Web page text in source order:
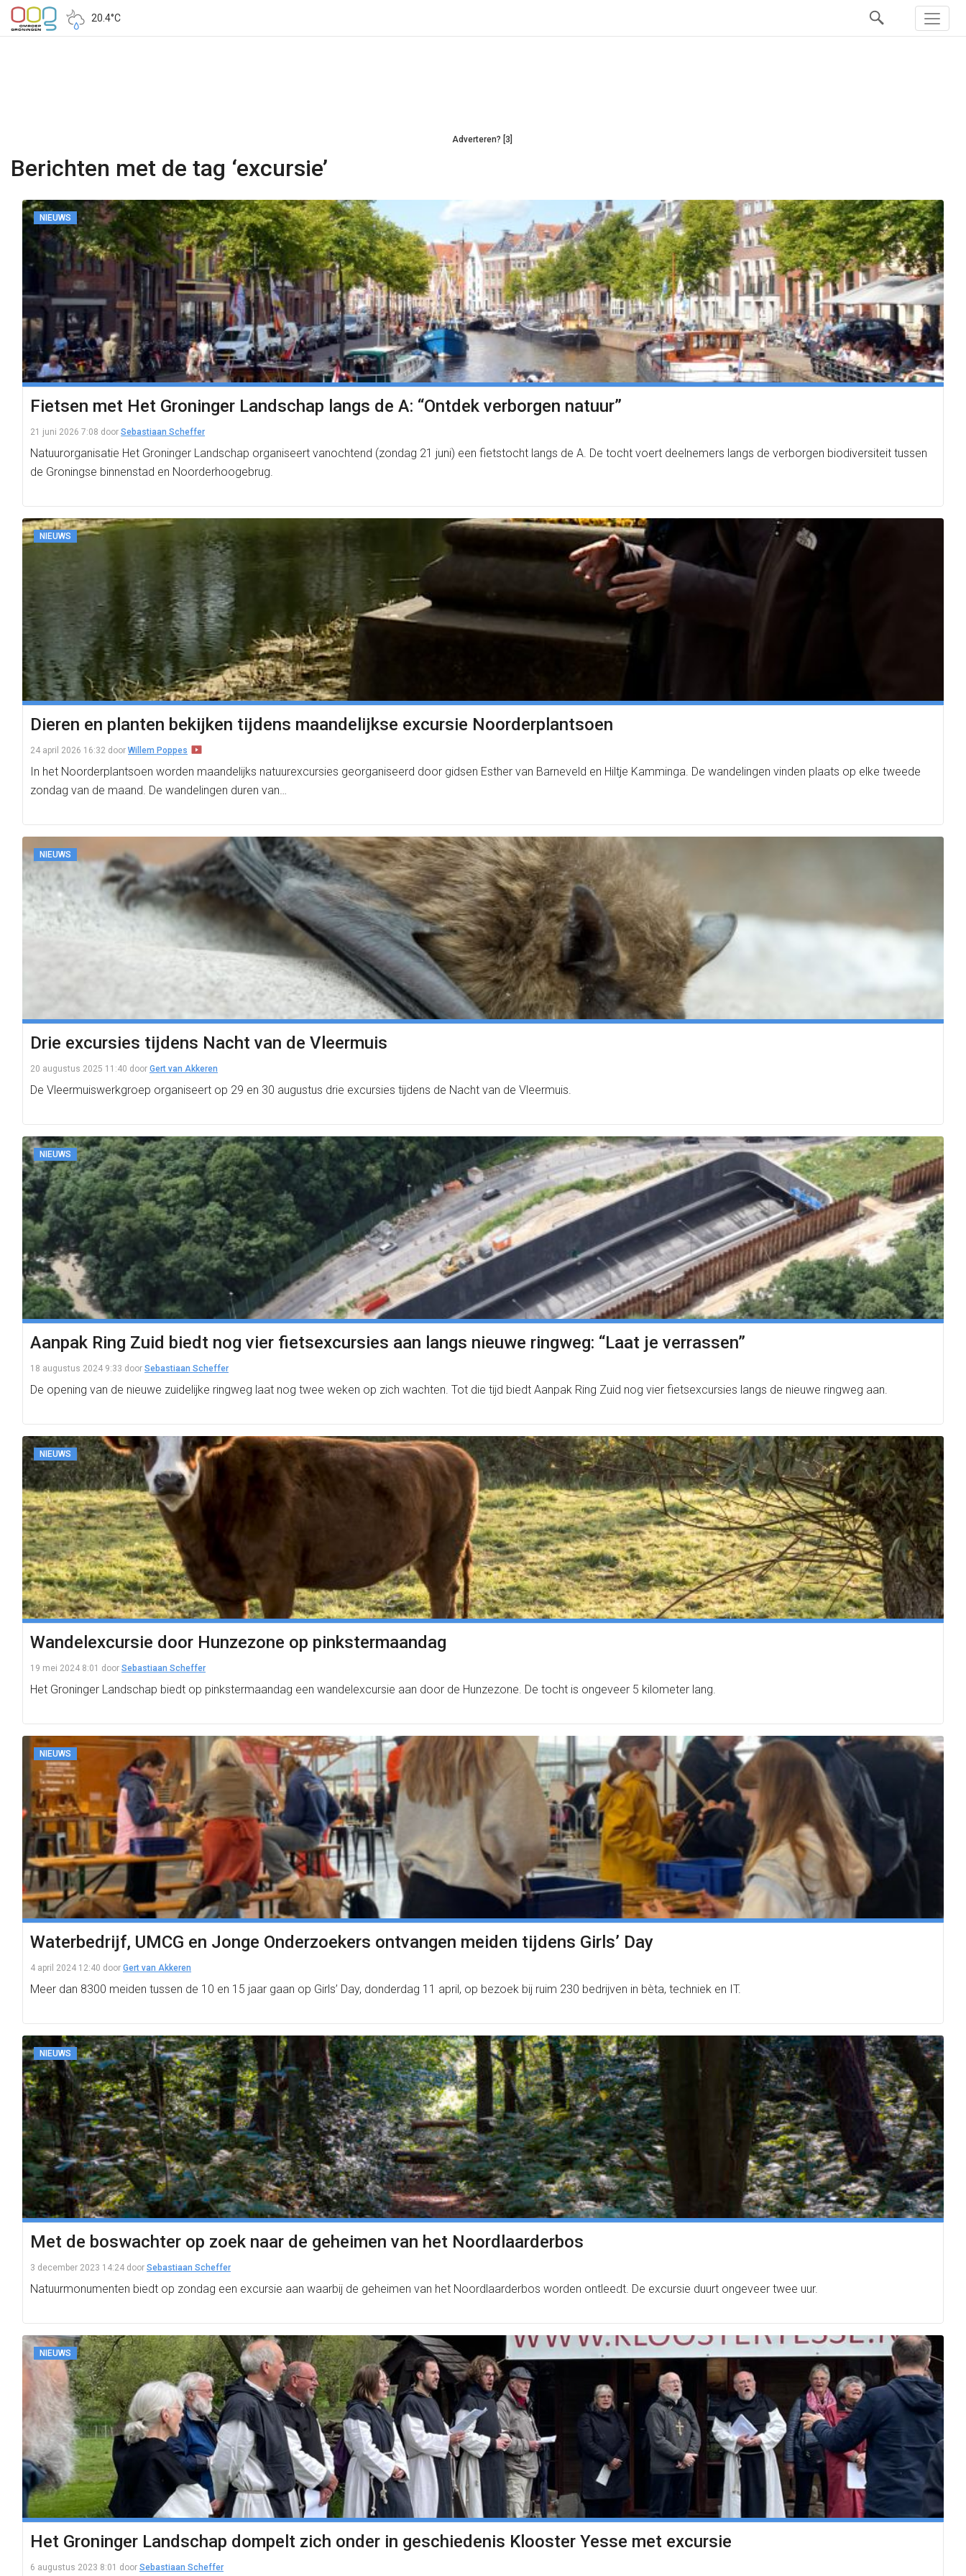
20.4°C
Adverteren? [3]
Berichten met de tag ‘excursie’
NIEUWS
Fietsen met Het Groninger Landschap langs de A: “Ontdek verborgen natuur”
21 juni 2026 7:08 door Sebastiaan Scheffer
Natuurorganisatie Het Groninger Landschap organiseert vanochtend (zondag 21 juni) een fietstocht langs de A. De tocht voert deelnemers langs de verborgen biodiversiteit tussen
de Groningse binnenstad en Noorderhoogebrug.
NIEUWS
Dieren en planten bekijken tijdens maandelijkse excursie Noorderplantsoen
24 april 2026 16:32 door Willem Poppes
In het Noorderplantsoen worden maandelijks natuurexcursies georganiseerd door gidsen Esther van Barneveld en Hiltje Kamminga. De wandelingen vinden plaats op elke tweede
zondag van de maand. De wandelingen duren van…
NIEUWS
Drie excursies tijdens Nacht van de Vleermuis
20 augustus 2025 11:40 door Gert van Akkeren
De Vleermuiswerkgroep organiseert op 29 en 30 augustus drie excursies tijdens de Nacht van de Vleermuis.
NIEUWS
Aanpak Ring Zuid biedt nog vier fietsexcursies aan langs nieuwe ringweg: “Laat je verrassen”
18 augustus 2024 9:33 door Sebastiaan Scheffer
De opening van de nieuwe zuidelijke ringweg laat nog twee weken op zich wachten. Tot die tijd biedt Aanpak Ring Zuid nog vier fietsexcursies langs de nieuwe ringweg aan.
NIEUWS
Wandelexcursie door Hunzezone op pinkstermaandag
19 mei 2024 8:01 door Sebastiaan Scheffer
Het Groninger Landschap biedt op pinkstermaandag een wandelexcursie aan door de Hunzezone. De tocht is ongeveer 5 kilometer lang.
NIEUWS
Waterbedrijf, UMCG en Jonge Onderzoekers ontvangen meiden tijdens Girls’ Day
4 april 2024 12:40 door Gert van Akkeren
Meer dan 8300 meiden tussen de 10 en 15 jaar gaan op Girls’ Day, donderdag 11 april, op bezoek bij ruim 230 bedrijven in bèta, techniek en IT.
NIEUWS
Met de boswachter op zoek naar de geheimen van het Noordlaarderbos
3 december 2023 14:24 door Sebastiaan Scheffer
Natuurmonumenten biedt op zondag een excursie aan waarbij de geheimen van het Noordlaarderbos worden ontleedt. De excursie duurt ongeveer twee uur.
NIEUWS
Het Groninger Landschap dompelt zich onder in geschiedenis Klooster Yesse met excursie
6 augustus 2023 8:01 door Sebastiaan Scheffer